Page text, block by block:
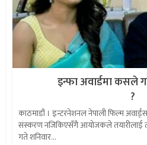
इन्फा अवार्डमा कसले
?
काठमाडौं । इन्टरनेशनल नेपाली फिल्म
संस्करण नजिकिएसँगै आयोजकले तयारीलाई
गते शनिवार...